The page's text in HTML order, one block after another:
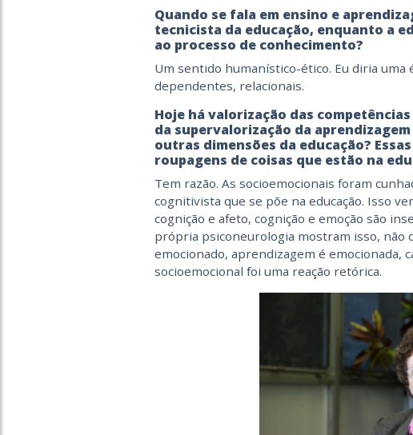
Quando se fala em ensino e
tecnicista da educação, enquanto a
ao processo de conhecimento?
Um sentido humanístico-ético. Eu diria uma
dependentes, relacionais.
Hoje há valorização das
da supervalorização da
outras dimensões da educação?
roupagens de coisas que estão na
Tem razão. As socioemocionais foram
cognitivista que se põe na educação. Isso
cognição e afeto, cognição e emoção são
própria psiconeurologia mostram isso, não
emocionado, aprendizagem é emocionada,
socioemocional foi uma reação retórica.